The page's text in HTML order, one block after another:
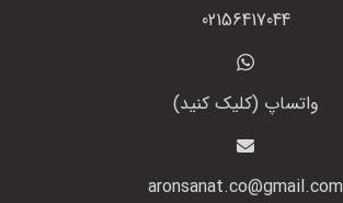
02156417044
واتساپ (کلیک کنید)
aronsanat.co@gmail.com